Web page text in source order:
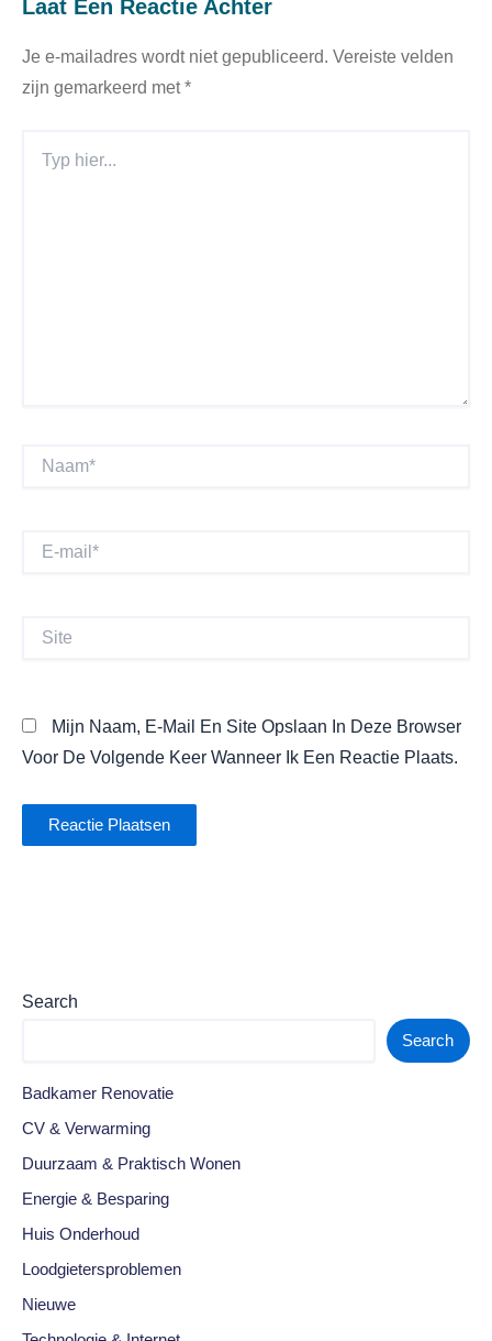
Laat Een Reactie Achter
Je e-mailadres wordt niet gepubliceerd. Vereiste velden
zijn gemarkeerd met*
Hier...
Naam*
Site
Mijn Naam, E-Mail En Site Opslaan In Deze Browser
Voor De Volgende Keer Wanneer Ik Een Reactie Plaats.
Search
Search
Badkamer Renovatie
CV & Verwarming
Duurzaam & Praktisch Wonen
Energie & Besparing
Huis Onderhoud
Loodgietersproblemen
Nieuwe